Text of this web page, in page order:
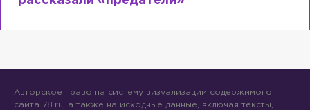
Авторское право на систему визуализации содержимого
сайта 78.ru, а также на исходные данные, включая тексты,